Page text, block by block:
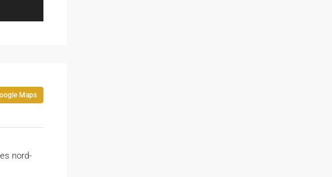
Maps
nord-